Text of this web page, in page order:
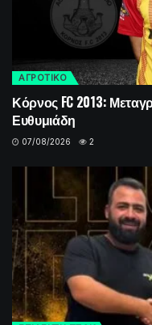
ΑΓΡΟΤΙΚΟ
Κόρνος FC 2013:
Ευθυμιάδη
07/08/2026 2